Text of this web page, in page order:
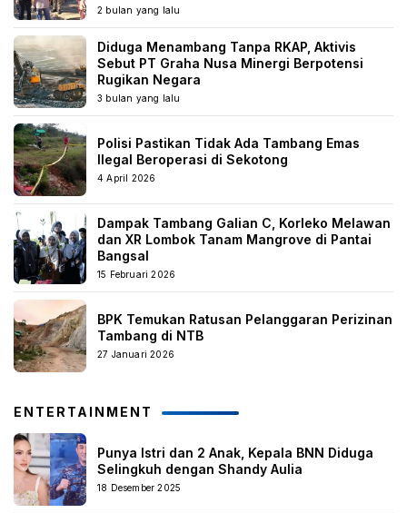
2 bulan yang lalu
Diduga Menambang Tanpa RKAP, Aktivis
Sebut PT Graha Nusa Minergi Berpotensi
Rugikan Negara
3 bulan yang lalu
Polisi Pastikan Tidak Ada Tambang Emas
Ilegal Beroperasi di Sekotong
4 April 2026
Dampak Tambang Galian C, Korleko Melawan
dan XR Lombok Tanam Mangrove di Pantai
Bangsal
15 Februari 2026
BPK Temukan Ratusan Pelanggaran Perizinan
Tambang di NTB
27 Januari 2026
ENTERTAINMENT
Punya Istri dan 2 Anak, Kepala BNN Diduga
Selingkuh dengan Shandy Aulia
18 Desember 2025